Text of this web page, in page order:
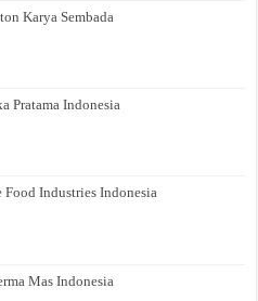
Karya Sembada
Pratama Indonesia
Food Industries Indonesia
Mas Indonesia